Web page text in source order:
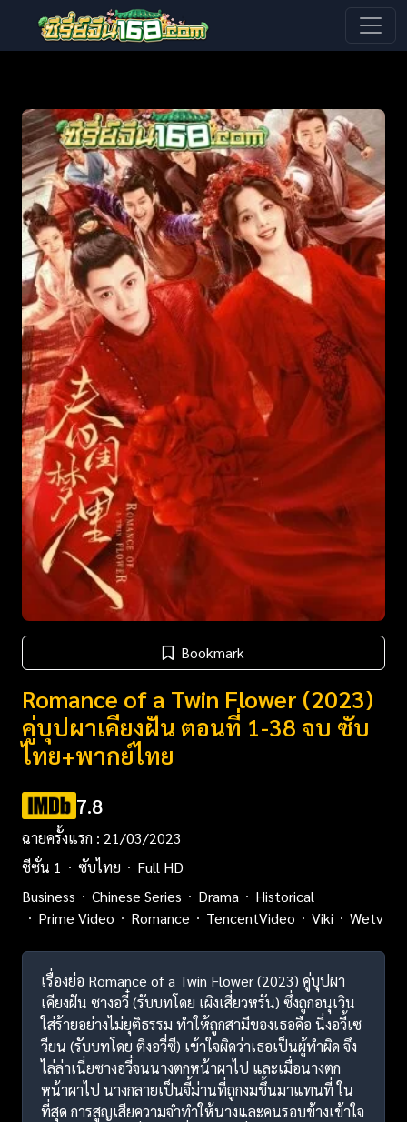
Bookmark
Romance of a Twin Flower (2023)
คู่บุปผาเคียงฝัน ตอนที่ 1-38 จบ ซับ
ไทย+พากย์ไทย
7.8
ฉายครั้งแรก : 21/03/2023
ซีซั่น 1
ซับไทย
Full HD
Business
Chinese Series Drama
Historical
Prime Video
Romance TencentVideo Viki Wetv
เรื่องย่อ Romance of a Twin Flower (2023) คู่บุปผา
เคียงฝัน ซางอวี๋ (รับบทโดย เผิงเสี่ยวหรัน) ซึ่งถูกอนุเวิน
ใส่ร้ายอย่างไม่ยุติธรรม ทำให้ถูกสามีของเธอคือ นิ่งอวี้เซ
วียน (รับบทโดย ติงอวี่ซี) เข้าใจผิดว่าเธอเป็นผู้ทำผิด จึง
ไล่ล่าเนี่ยซางอวี๋จนนางตกหน้าผาไป และเมื่อนางตก
หน้าผาไป นางกลายเป็นจี้ม่านที่ถูกงมขึ้นมาแทนที่ ใน
ที่สุด การสูญเสียความจำทำให้นางและคนรอบข้างเข้าใจ